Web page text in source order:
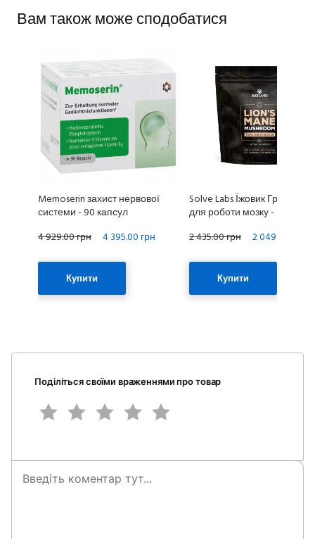
Вам також може сподобатися
Memoserin захист нервової
системи - 90 капсул
4 929.00 грн
4 395.00 грн
Купити
Solve Labs Їжовик
для роботи мозку - 100 г
2 435.00 грн
2 049.00 грн
Купити
Поділіться своїми враженнями про товар